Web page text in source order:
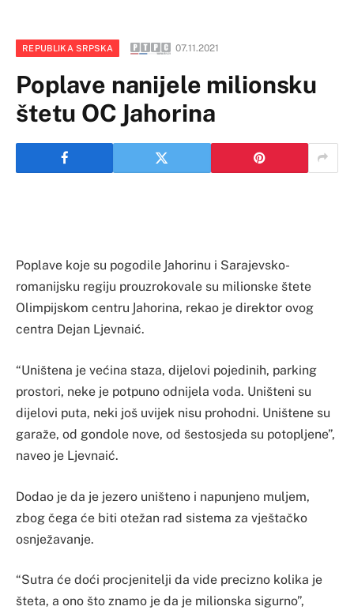
REPUBLIKA SRPSKA 07.11.2021
Poplave nanijele milionsku
štetu OC Јahorina
Poplave koje su pogodile Јahorinu i Sarajevsko-
romanijsku regiju prouzrokovale su milionske štete
Olimpijskom centru Јahorina, rekao je direktor ovog
centra Dejan Ljevnaić.
“Uništena je većina staza, dijelovi pojedinih, parking
prostori, neke je potpuno odnijela voda. Uništeni su
dijelovi puta, neki još uvijek nisu prohodni. Uništene su
garaže, od gondole nove, od šestosjeda su potopljene”,
naveo je Ljevnaić.
Dodao je da je jezero uništeno i napunjeno muljem,
zbog čega će biti otežan rad sistema za vještačko
osnježavanje.
“Sutra će doći procjenitelji da vide precizno kolika je
šteta, a ono što znamo je da je milionska sigurno”,